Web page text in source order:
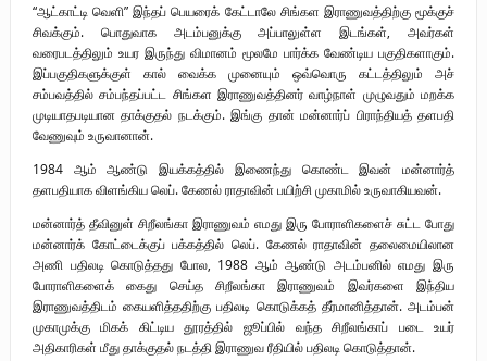
“ஆட்காட்டி வெளி” இந்தப் பெயரைக் கேட்டாலே சிங்கள இராணுவத்திற்கு மூக்குச்
சிவக்கும். பொதுவாக அடம்பனுக்கு அப்பாலுள்ள இடங்கள், அவர்கள்
வரைபடத்திலும் உயர இருந்து விமானம் மூலமே பார்க்க வேண்டிய பகுதிகளாகும்.
இப்பகுதிகளுக்குள் கால் வைக்க முனையும் ஒவ்வொரு கட்டத்திலும் அச்
சம்பவத்தில் சம்பந்தப்பட்ட சிங்கள இராணுவத்தினர் வாழ்நாள் முழுவதும் மறக்க
முடியாதபடியான தாக்குதல் நடக்கும். இங்கு தான் மன்னார்ப் பிராந்தியத் தளபதி
வேணுவும் உருவானான்.
1984 ஆம் ஆண்டு இயக்கத்தில் இணைந்து கொண்ட இவன் மன்னார்த்
தளபதியாக விளங்கிய லெப். கேணல் ராதாவின் பயிற்சி முகாமில் உருவாகியவன்.
மன்னார்த் தீவினுள் சிறீலங்கா இராணுவம் எமது இரு போராளிகளைச் சுட்ட போது
மன்னார்க் கோட்டைக்குப் பக்கத்தில் லெப். கேணல் ராதாவின் தலைமையிலான
அணி பதிலடி கொடுத்தது போல, 1988 ஆம் ஆண்டு அடம்பனில் எமது இரு
போராளிகளைக் கைது செய்த சிறீலங்கா இராணுவம் இவர்களை இந்திய
இராணுவத்திடம் கையளித்ததிற்கு பதிலடி கொடுக்கத் தீர்மானித்தான். அடம்பன்
முகாமுக்கு மிகக் கிட்டிய தூரத்தில் ஜூப்பில் வந்த சிறீலங்காப் படை உயர்
அதிகாரிகள் மீது தாக்குதல் நடத்தி இராணுவ ரீதியில் பதிலடி கொடுத்தான்.